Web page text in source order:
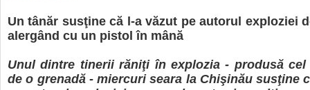
Un tânăr susţine că l-a văzut pe autorul exploziei
alergând cu un pistol în mână
Unul dintre tinerii răniţi în explozia - produsă cel
de o grenadă - miercuri seara la Chişinău susţine